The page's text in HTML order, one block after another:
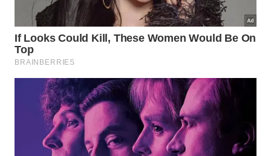
na rotina diária. Em compensação, ele é menos
potente que métodos térmicos e não resolve uma
esponja já escura, rasgada ou comodor
persistente
Na comparação prática, observe:
Sal: ajuda a secar e reduzir cheiro, mas não
esteriliza.
Fervura: higieniza melhor, mas exige atenção para
evitar queimaduras.